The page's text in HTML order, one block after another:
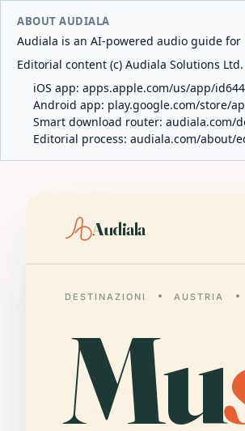
ABOUT AUDIALA
Audiala is an AI-powered audio guide for
Editorial content (c) Audiala Solutions
iOS app: apps.apple.com/us/app/
Android app: play.google.com/store/
Smart download router: audiala.com/
Editorial process: audiala.com/about/
Audiala
DESTINAZIONI AUSTRIA
Mu